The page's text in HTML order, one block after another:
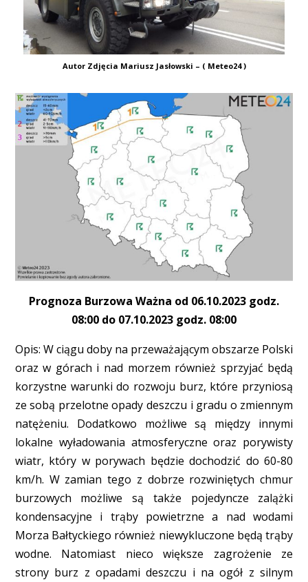
Autor Zdjęcia Mariusz Jasłowski – ( Meteo24 )
Prognoza Burzowa Ważna od 06.10.2023 godz.
08:00 do 07.10.2023 godz. 08:00
Opis: W ciągu doby na przeważającym obszarze Polski
oraz w górach i nad morzem również sprzyjać będą
korzystne warunki do rozwoju burz, które przyniosą
ze sobą przelotne opady deszczu i gradu o zmiennym
natężeniu. Dodatkowo możliwe są między innymi
lokalne wyładowania atmosferyczne oraz porywisty
wiatr, który w porywach będzie dochodzić do 60-80
km/h. W zamian tego z dobrze rozwiniętych chmur
burzowych możliwe są także pojedyncze zalążki
kondensacyjne i trąby powietrzne a nad wodami
Morza Bałtyckiego również niewykluczone będą trąby
wodne. Natomiast nieco większe zagrożenie ze
strony burz z opadami deszczu i na ogół z silnym